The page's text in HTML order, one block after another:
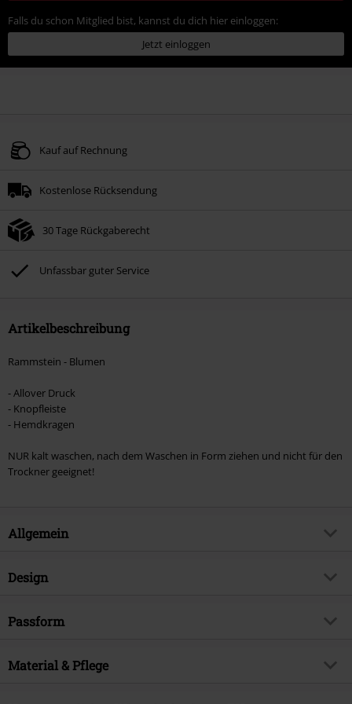
Falls du schon Mitglied bist, kannst du dich hier einloggen:
Jetzt einloggen
Kauf auf Rechnung
Kostenlose Rücksendung
30 Tage Rückgaberecht
Unfassbar guter Service
Artikelbeschreibung
Rammstein - Blumen
- Allover Druck
- Knopfleiste
- Hemdkragen
NUR kalt waschen, nach dem Waschen in Form ziehen und nicht für den
Trockner geeignet!
Allgemein
Artikelnummer:
Musikgenre
Signature
Design
Produkt-Typ
Passform
Passform/Oberteile
Material & Pflege